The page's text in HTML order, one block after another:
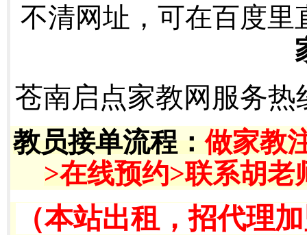
不清网址，可在百度里
苍南启点家教网服务热
教员接单流程 ：做家教
>在线预约>联系胡老
（本站出租，招代理